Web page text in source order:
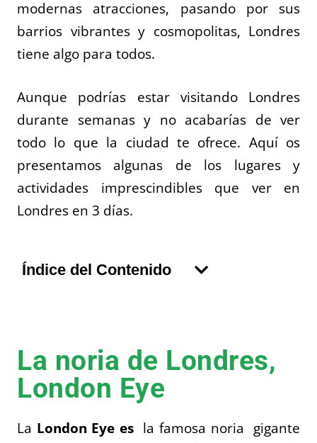
modernas atracciones, pasando por sus
barrios vibrantes y cosmopolitas, Londres
tiene algo para todos.
Aunque podrías estar visitando Londres
durante semanas y no acabarías de ver
todo lo que la ciudad te ofrece. Aquí os
presentamos algunas de los lugares y
actividades imprescindibles que ver en
Londres en 3 días.
Índice del Contenido
La noria de Londres,
London Eye
La London Eye es la famosa noria gigante